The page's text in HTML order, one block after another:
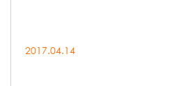
2017.04.14